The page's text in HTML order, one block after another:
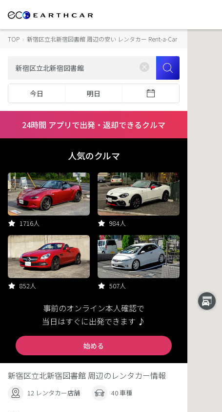
TOP › 新宿区立北新宿図書館 周辺の安い レンタカー Rent-a-Car
今日 明日
24時間 アプリで出発・返却できるクルマ
人気のクルマ
1716人 984人
852人 507人
事前のオンライン本人確認で
当日はすぐに出発できます ♪
始める
新宿区立北新宿図書館 周辺のレンタカー情報
12 レンタカー店舗 40 車種